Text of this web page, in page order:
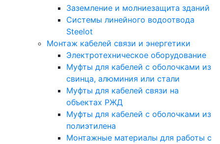
Заземление и молниезащита зданий
Системы линейного водоотвода
Steelot
Монтаж кабелей связи и энергетики
Электротехническое оборудование
Муфты для кабелей с оболочками из
свинца, алюминия или стали
Муфты для кабелей связи на
объектах РЖД
Муфты для кабелей с оболочками из
полиэтилена
Монтажные материалы для работы с